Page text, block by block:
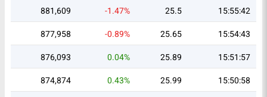
15:55:42
25.5
-1.47%
881,609
15:54:43
25.65
-0.89%
877,958
15:51:57
25.89
0.04%
876,093
15:50:58
25.99
0.43%
874,874